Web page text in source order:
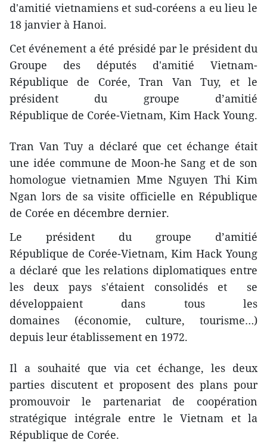
d'amitié vietnamiens et sud-coréens a eu lieu le
18 janvier à Hanoi.
Cet événement a été présidé par le président du
Groupe des députés d'amitié Vietnam-
République de Corée, Tran Van Tuy, et le
président du groupe d’amitié
République de Corée-Vietnam, Kim Hack Young.
Tran Van Tuy a déclaré que cet échange était
une idée commune de Moon-he Sang et de son
homologue vietnamien Mme Nguyen Thi Kim
Ngan lors de sa visite officielle en République
de Corée en décembre dernier.
Le président du groupe d’amitié
République de Corée-Vietnam, Kim Hack Young
a déclaré que les relations diplomatiques entre
les deux pays s'étaient consolidés et se
développaient dans tous les
domaines (économie, culture, tourisme…)
depuis leur établissement en 1972.
Il a souhaité que via cet échange, les deux
parties discutent et proposent des plans pour
promouvoir le partenariat de coopération
stratégique intégrale entre le Vietnam et la
République de Corée.